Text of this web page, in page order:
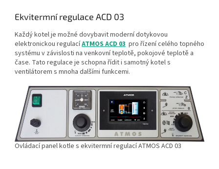
Ekvitermní regulace ACD 03
Každý kotel je možné dovybavit moderní dotykovou
elektronickou regulacíATMOS ACD 03 pro řízení celého topného
systému v závislosti na venkovní teplotě, pokojové teplotě a
čase. Tato regulace je schopna řídit i samotný kotel s
ventilátorem s mnoha dalšími funkcemi.
Ovládací panel kotle s ekvitermní regulací ATMOS ACD 03